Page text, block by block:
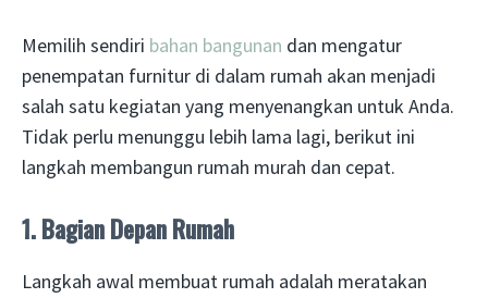
Memilih sendiri bahan bangunan dan mengatur
penempatan furnitur di dalam rumah akan menjadi
salah satu kegiatan yang menyenangkan untuk Anda.
Tidak perlu menunggu lebih lama lagi, berikut ini
langkah membangun rumah murah dan cepat.
1. Bagian Depan Rumah
Langkah awal membuat rumah adalah meratakan